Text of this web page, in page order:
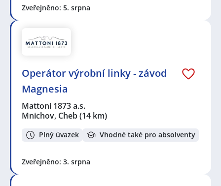
Zveřejněno: 5. srpna
Operátor výrobní linky - závod
Magnesia
Mattoni 1873 a.s.
Mnichov, Cheb(14 km)
Plný úvazek Vhodné také pro absolventy
Zveřejněno: 3. srpna